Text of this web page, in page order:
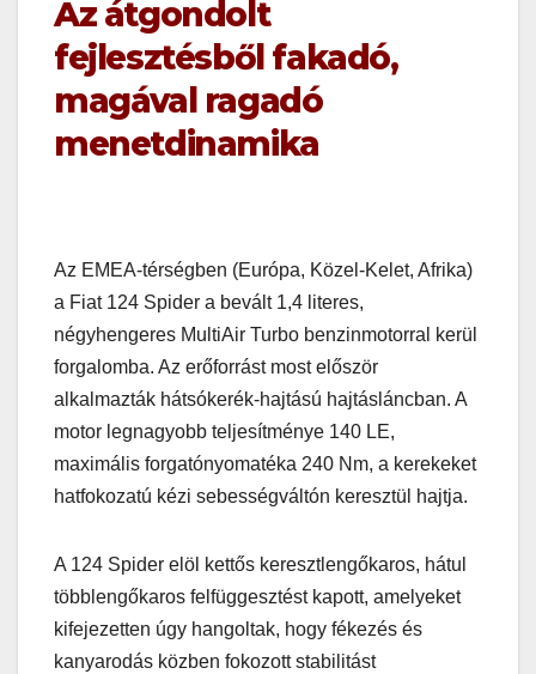
Az átgondolt
fejlesztésből fakadó,
magával ragadó
menetdinamika
Az EMEA-térségben (Európa, Közel-Kelet, Afrika)
a Fiat 124 Spider a bevált 1,4 literes,
négyhengeres MultiAir Turbo benzinmotorral kerül
forgalomba. Az erőforrást most először
alkalmazták hátsókerék-hajtású hajtásláncban. A
motor legnagyobb teljesítménye 140 LE,
maximális forgatónyomatéka 240 Nm, a kerekeket
hatfokozatú kézi sebességváltón keresztül hajtja.
A 124 Spider elöl kettős keresztlengőkaros, hátul
többlengőkaros felfüggesztést kapott, amelyeket
kifejezetten úgy hangoltak, hogy fékezés és
kanyarodás közben fokozott stabilitást